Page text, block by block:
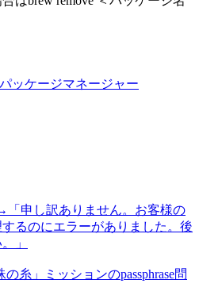
ッケージマネージャー
「申し訳ありません。お客様の
るのにエラーがありました。後
」
糸」ミッションのpassphrase問